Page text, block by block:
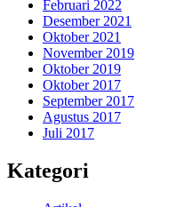
Februari 2022
Desember 2021
Oktober 2021
November 2019
Oktober 2019
Oktober 2017
September 2017
Agustus 2017
Juli 2017
Kategori